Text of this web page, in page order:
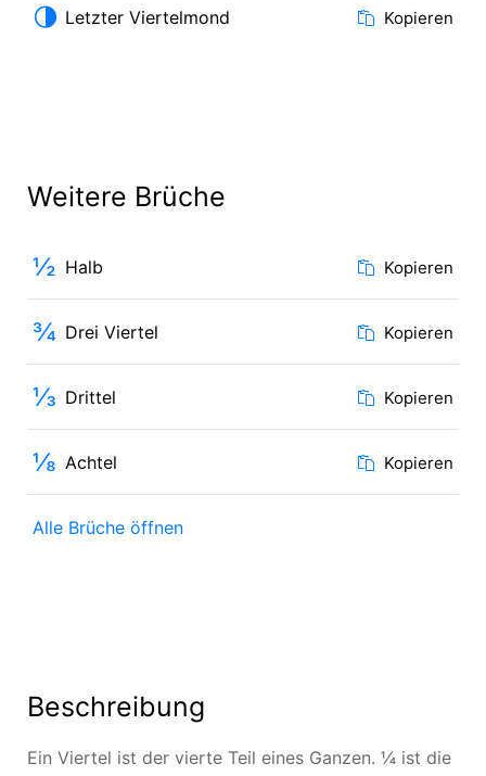
🌗 Letzter Viertelmond Kopieren
Weitere Brüche
½ Halb Kopieren
¾ Drei Viertel Kopieren
⅓ Drittel Kopieren
⅛ Achtel Kopieren
Alle Brüche öffnen
Beschreibung
Ein Viertel ist der vierte Teil eines Ganzen. ¼ ist die